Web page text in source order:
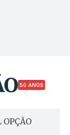
50 ANOS
OPÇÃO